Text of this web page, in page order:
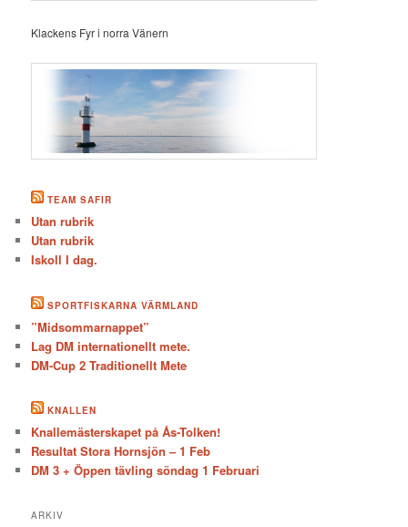
Klackens Fyr i norra Vänern
TEAM SAFIR
Utan rubrik
Utan rubrik
Iskoll I dag.
SPORTFISKARNA VÄRMLAND
”Midsommarnappet”
Lag DM internationellt mete.
DM-Cup 2 Traditionellt Mete
KNALLEN
Knallemästerskapet på Ås-Tolken!
Resultat Stora Hornsjön – 1 Feb
DM 3 + Öppen tävling söndag 1 Februari
ARKIV